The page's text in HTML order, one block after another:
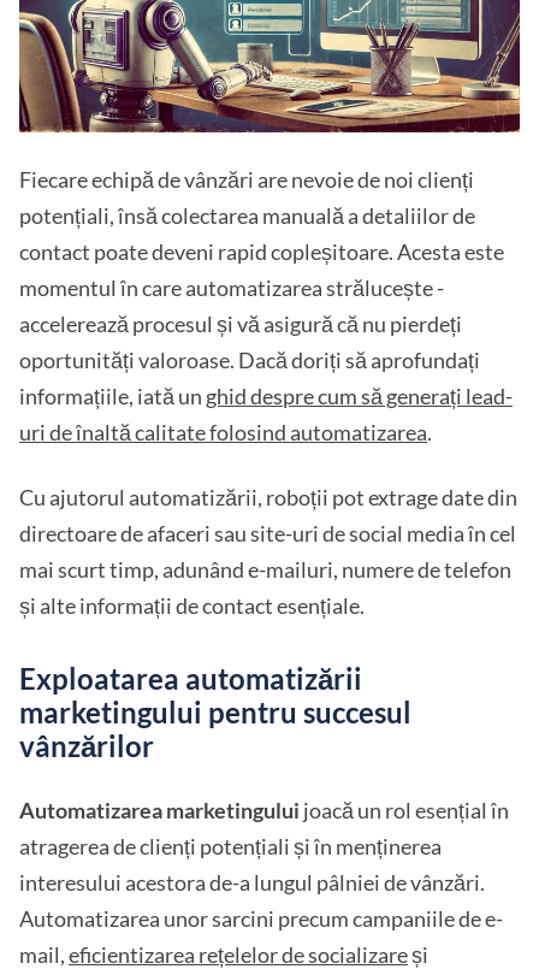
Fiecare echipă de vânzări are nevoie de noi clienți
potențiali, însă colectarea manuală a detaliilor de
contact poate deveni rapid copleșitoare. Acesta este
momentul în care automatizarea strălucește -
accelerează procesul și vă asigură că nu pierdeți
oportunități valoroase. Dacă doriți să aprofundați
informațiile, iată un ghid despre cum să generați lead-
uri de înaltă calitate folosind automatizarea.
Cu ajutorul automatizării, roboții pot extrage date din
directoare de afaceri sau site-uri de social media în cel
mai scurt timp, adunând e-mailuri, numere de telefon
și alte informații de contact esențiale.
Exploatarea automatizării
marketingului pentru succesul
vânzărilor
Automatizarea marketingului joacă un rol esențial în
atragerea de clienți potențiali și în menținerea
interesului acestora de-a lungul pâlniei de vânzări.
Automatizarea unor sarcini precum campaniile de e-
mail,eficientizarea rețelelor de socializareși